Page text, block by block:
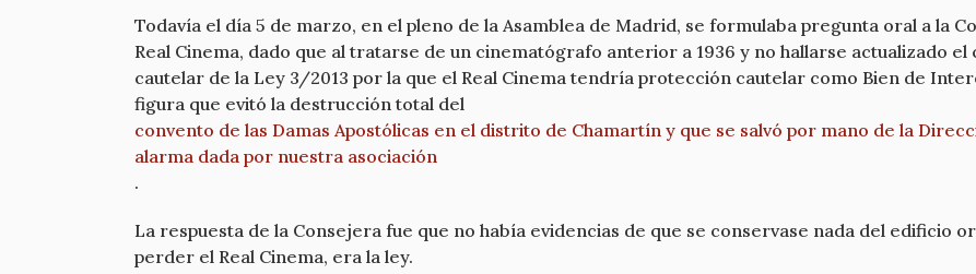
Todavía el día 5 de marzo, en el pleno de la Asamblea de Madrid, se formulaba pregunta oral a la
Real Cinema, dado que al tratarse de un cinematógrafo anterior a 1936 y no hallarse actualizado
cautelar de la Ley 3/2013 por la que el Real Cinema tendría protección cautelar como Bien de
figura que evitó la destrucción total del
convento de las Damas Apostólicas en el distrito de Chamartín y que se salvó por mano de la
alarma dada por nuestra asociación
.
La respuesta de la Consejera fue que no había evidencias de que se conservase nada del edificio
perder el Real Cinema, era la ley.